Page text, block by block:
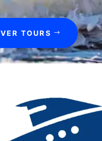
VER TOURS